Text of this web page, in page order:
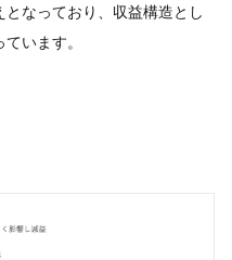
なっており、収益構造とし
います。